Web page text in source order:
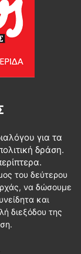
για τα
δράση.
του δεύτερου
να δώσουμε
και
διεξόδου της